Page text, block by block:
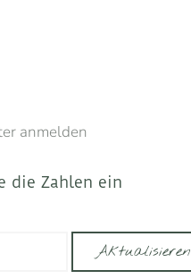
anmelden
die Zahlen ein
Aktualisieren